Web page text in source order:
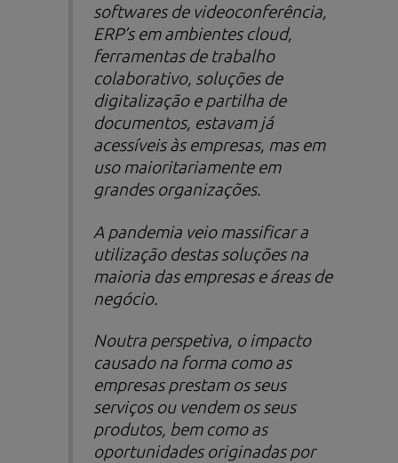
softwaresde videoconferência,
ERP’s em ambientes cloud,
ferramentas de trabalho
colaborativo, soluções de
digitalização e partilha de
documentos, estavam já
acessíveis às empresas, mas em
uso maioritariamente em
grandes organizações.
A pandemia veio massificar a
utilização destas soluções na
maioria das empresas e áreas de
negócio.
Noutra perspetiva, o impacto
causado na forma como as
empresas prestam os seus
serviços ou vendem os seus
produtos, bem como as
oportunidades originadas por